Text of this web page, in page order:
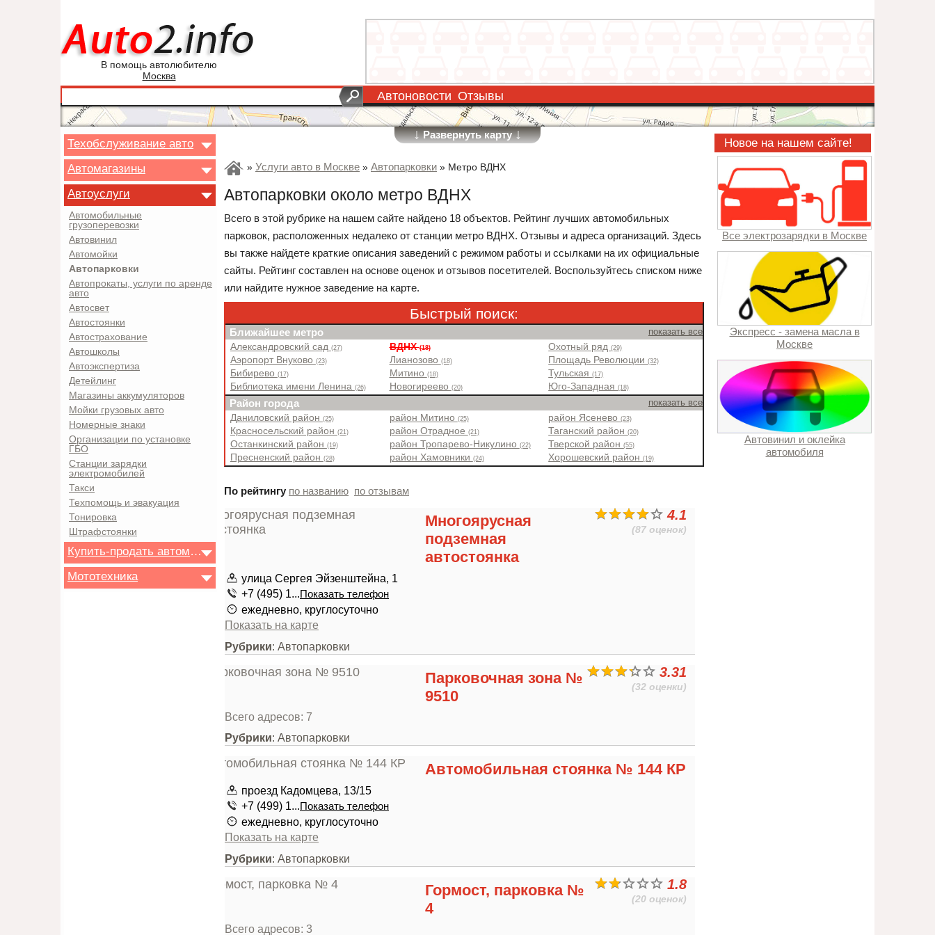
В помощь автолюбителю
Москва
Автоновости Отзывы
↓Развернуть карту↓
Техобслуживание авто
Автомагазины
Автоуслуги
Автомобильные
грузоперевозки
Автовинил
Автомойки
Автопарковки
Автопрокаты, услуги по аренде
авто
Автосвет
Автостоянки
Автострахование
Автошколы
Автоэкспертиза
Детейлинг
Магазины аккумуляторов
Мойки грузовых авто
Номерные знаки
Организации по установке
ГБО
Станции зарядки
электромобилей
Такси
Техпомощь и эвакуация
Тонировка
Штрафстоянки
Купить-продать автомобиль
Мототехника
» Услуги авто в Москве » Автопарковки » Метро ВДНХ
Автопарковки около метро ВДНХ
Всего в этой рубрике на нашем сайте найдено 18 объектов. Рейтинг лучших автомобильных
парковок, расположенных недалеко от станции метро ВДНХ. Отзывы и адреса организаций. Здесь
вы также найдете краткие описания заведений с режимом работы и ссылками на их официальные
сайты. Рейтинг составлен на основе оценок и отзывов посетителей. Воспользуйтесь списком ниже
или найдите нужное заведение на карте.
Быстрый поиск:
Ближайшее метро показать все
Александровский сад (27)
Аэропорт Внуково (23)
Бибирево (17)
Библиотека имени Ленина (26)
ВДНХ(18)
Лианозово (18)
Митино (18)
Новогиреево (20)
Охотный ряд(29)
Площадь Революции(32)
Тульская(17)
Юго-Западная(18)
Район города показать все
Даниловский район (25)
Красносельский район (21)
Останкинский район (19)
Пресненский район (28)
район Митино (25)
район Отрадное (21)
район Тропарево-Никулино (22)
район Хамовники (24)
район Ясенево(23)
Таганский район(20)
Тверской район(55)
Хорошевский район(19)
По рейтингу по названию по отзывам
4.1
(87 оценок)
Многоярусная
подземная
автостоянка
улица Сергея Эйзенштейна, 1
+7 (495) 1...Показать телефон
ежедневно, круглосуточно
Показать на карте
Рубрики: Автопарковки
3.31
(32 оценки)
Парковочная зона №
9510
Всего адресов: 7
Рубрики: Автопарковки
Автомобильная стоянка № 144 КР
проезд Кадомцева, 13/15
+7 (499) 1...Показать телефон
ежедневно, круглосуточно
Показать на карте
Рубрики: Автопарковки
1.8
(20 оценок)
Гормост, парковка №
4
Всего адресов: 3
Новое на нашем сайте!
Все электрозарядки в Москве
Экспресс - замена масла в
Москве
Автовинил и оклейка
автомобиля